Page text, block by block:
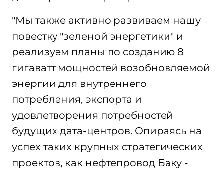
"Мы также активно развиваем нашу
повестку "зеленой энергетики" и
реализуем планы по созданию 8
гигаватт мощностей возобновляемой
энергии для внутреннего
потребления, экспорта и
удовлетворения потребностей
будущих дата-центров. Опираясь на
успех таких крупных стратегических
проектов, как нефтепровод Баку -